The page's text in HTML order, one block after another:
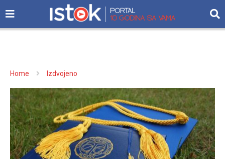
Home Izdvojeno